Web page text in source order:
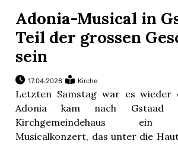
Adonia-Musical in
Teil der grossen
sein
17.04.2026 Kirche
Letzten Samstag war es wieder
Adonia kam nach
Kirchgemeindehaus ein
Musicalkonzert, das unter die